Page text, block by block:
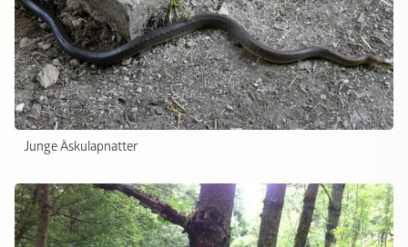
Junge Äskulapnatter